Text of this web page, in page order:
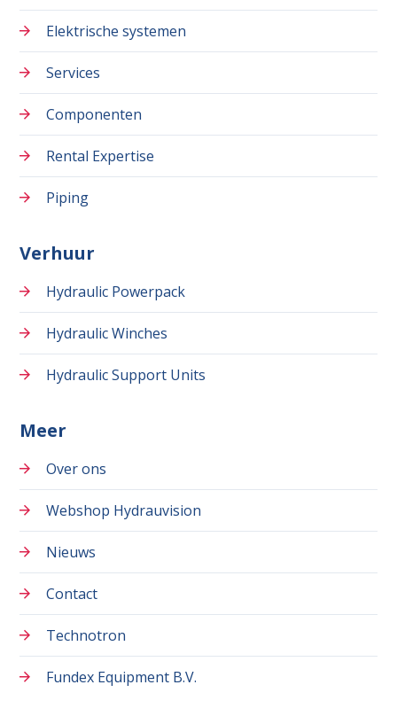
Elektrische systemen
Services
Componenten
Rental Expertise
Piping
Verhuur
Hydraulic Powerpack
Hydraulic Winches
Hydraulic Support Units
Meer
Over ons
Webshop Hydrauvision
Nieuws
Contact
Technotron
Fundex Equipment B.V.